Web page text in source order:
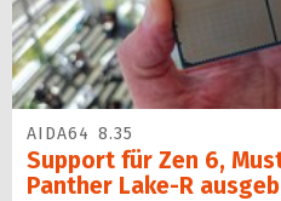
AIDA64 8.35
Support für Zen 6,
Panther Lake-R